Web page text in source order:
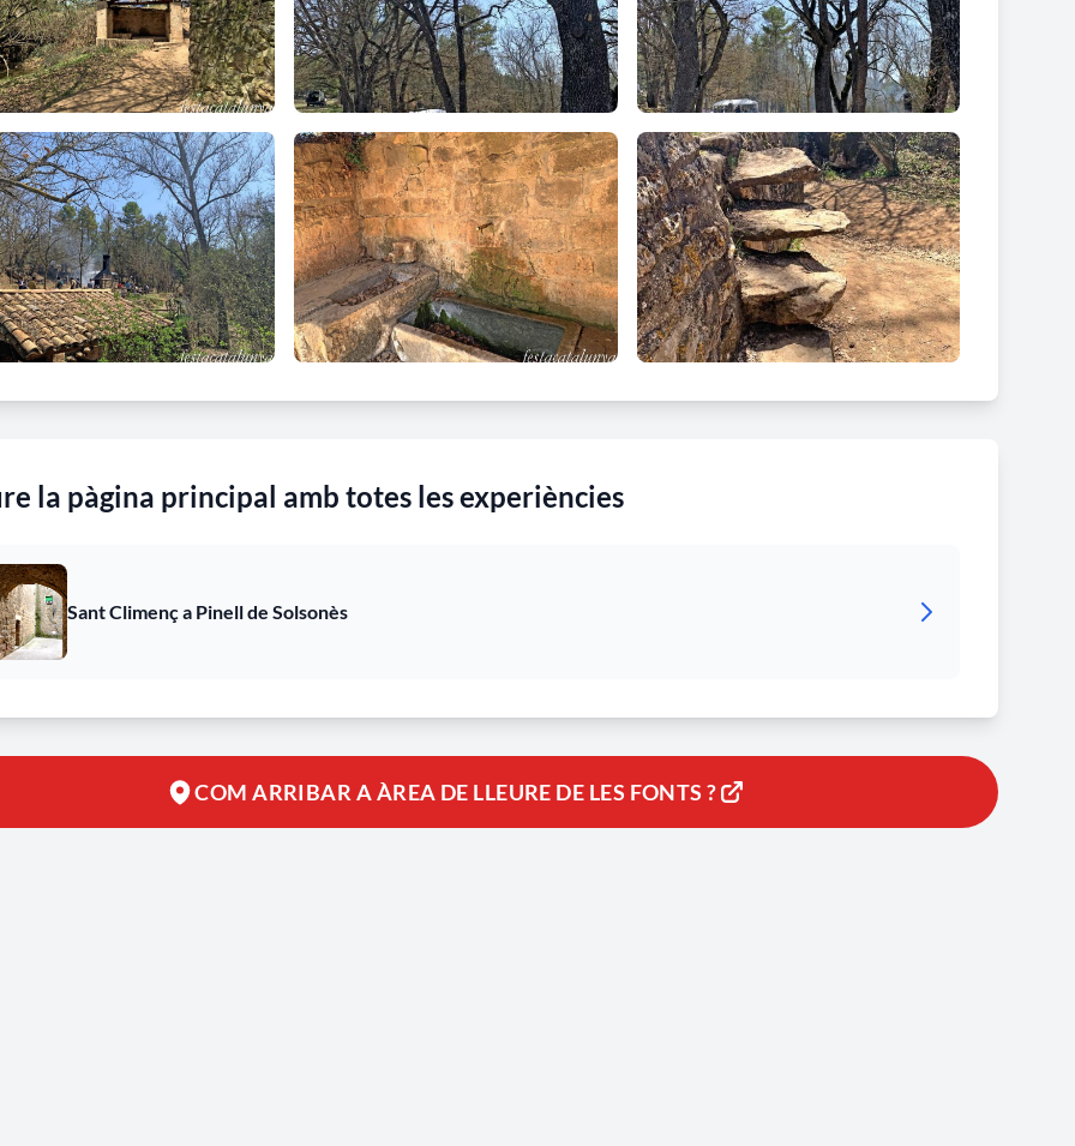
la pàgina principal amb totes les experiències
Sant Climenç a Pinell de Solsonès
COM ARRIBAR A ÀREA DE LLEURE DE LES FONTS ?